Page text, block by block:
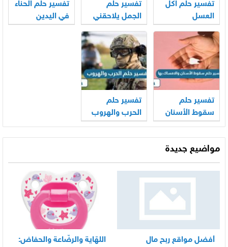
تفسير حلم اكل
العسل
تفسير حلم
الجمل يلاحقني
تفسير حلم الحناء
في اليدين
تفسير حلم
سقوط الأسنان
والامساك بها
تفسير حلم
الحرب والهروب
مواضيع جديدة
أفضل مواقع ربح مال
اللهّاية والرضّاعة والحفاض: